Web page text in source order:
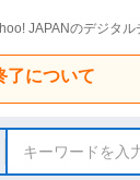
JAPANのデジタル
了について
キーワードを入